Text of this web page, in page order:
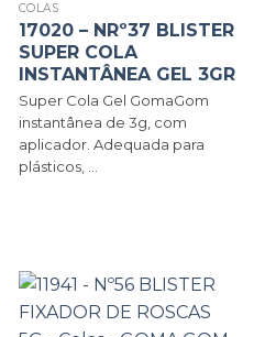
COLAS
17020 – NRº37 BLISTER
SUPER COLA
INSTANTÂNEA GEL 3GR
Super Cola Gel GomaGom
instantânea de 3g, com
aplicador. Adequada para
plásticos, ...